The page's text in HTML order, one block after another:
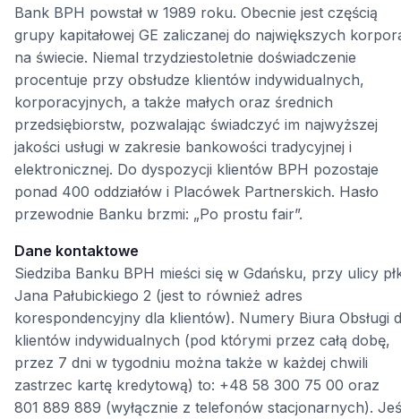
Bank BPH powstał w 1989 roku. Obecnie jest częścią
grupy kapitałowej GE zaliczanej do największych
na świecie. Niemal trzydziestoletnie doświadczenie
procentuje przy obsłudze klientów indywidualnych,
korporacyjnych, a także małych oraz średnich
przedsiębiorstw, pozwalając świadczyć im najwyższej
jakości usługi w zakresie bankowości tradycyjnej i
elektronicznej. Do dyspozycji klientów BPH pozostaje
ponad 400 oddziałów i Placówek Partnerskich. Hasło
przewodnie Banku brzmi: „Po prostu fair”.
Dane kontaktowe
Siedziba Banku BPH mieści się w Gdańsku, przy ulicy
Jana Pałubickiego 2 (jest to również adres
korespondencyjny dla klientów). Numery Biura Obsługi
klientów indywidualnych (pod którymi przez całą dobę,
przez 7 dni w tygodniu można także w każdej chwili
zastrzec kartę kredytową) to: +48 58 300 75 00 oraz
801 889 889 (wyłącznie z telefonów stacjonarnych).